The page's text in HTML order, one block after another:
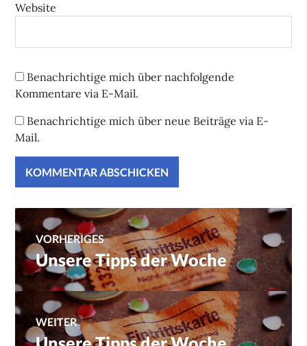
Website
Benachrichtige mich über nachfolgende
Kommentare via E-Mail.
Benachrichtige mich über neue Beiträge via E-
Mail.
Beitragsnavigation
VORHERIGES
Vorheriger
Beitrag:
Unsere Tipps der Woche
WEITER
Nächster